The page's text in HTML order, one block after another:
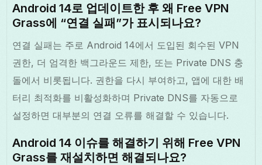
Android 14로 업데이트한 후 왜 Free VPN
Grass에 “연결 실패”가 표시되나요?
연결 실패는 주로 Android 14에서 도입된 회수된 VPN
권한, 더 엄격한 백그라운드 제한, 또는 Private DNS 충
돌에서 비롯됩니다. 권한을 다시 부여하고, 앱에 대한 배
터리 최적화를 비활성화하며 Private DNS를 자동으로
설정하면 대부분의 연결 오류를 해결할 수 있습니다.
Android 14 이슈를 해결하기 위해 Free VPN
Grass를 재설치하면 해결되나요?